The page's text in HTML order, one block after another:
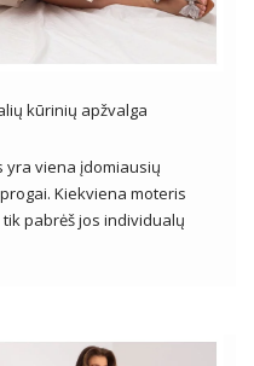
kūrinių apžvalga
yra viena įdomiausių
Kiekviena moteris
pabrėš jos individualų